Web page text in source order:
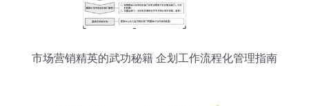
市场营销精英的武功秘籍 企划工作流程化管理指南